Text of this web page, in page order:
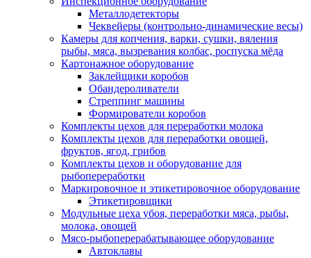
Металлодетекторы
Чеквейеры (контрольно-динамические весы)
Камеры для копчения, варки, сушки, вяления
рыбы, мяса, вызревания колбас, роспуска мёда
Картонажное оборудование
Заклейщики коробов
Обандероливатели
Стреппинг машины
Формирователи коробов
Комплекты цехов для переработки молока
Комплекты цехов для переработки овощей,
фруктов, ягод, грибов
Комплекты цехов и оборудование для
рыбопереработки
Маркировочное и этикетировочное оборудование
Этикетировщики
Модульные цеха убоя, переработки мяса, рыбы,
молока, овощей
Мясо-рыбоперерабатывающее оборудование
Автоклавы